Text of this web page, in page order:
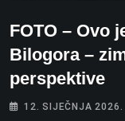
FOTO – Ovo
Bilogora –
perspektive
12. SIJEČNJA 2026.